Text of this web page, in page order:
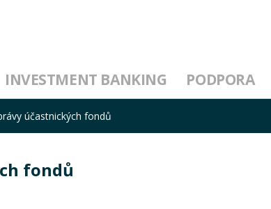
INVESTMENT BANKING PODPORA
účastnických fondů
fondů